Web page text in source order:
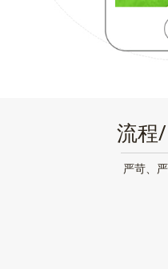
流程
严苛、